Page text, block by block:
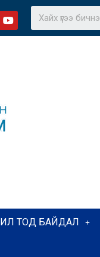
ИЛ ТОД БАЙДАЛ